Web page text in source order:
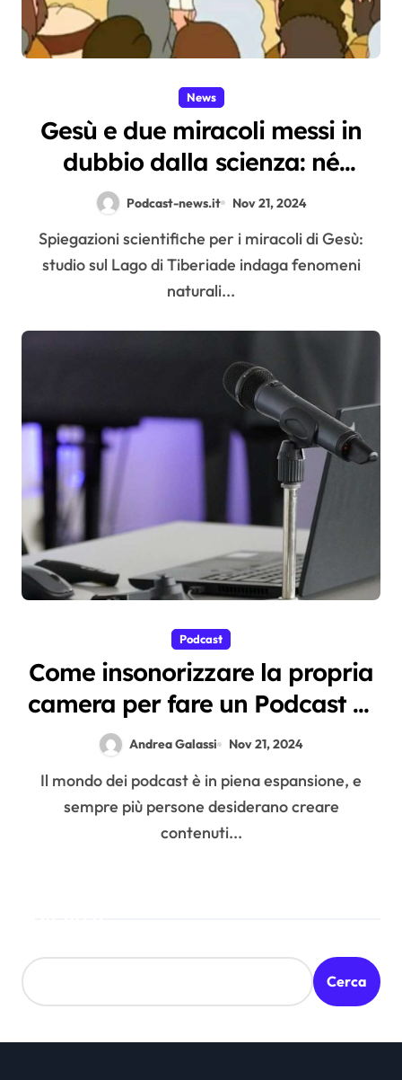
News
Gesù e due miracoli messi in
dubbio dalla scienza: né
moltiplicazione dei pani e dei
pesci né pesca miracolosa?
Podcast-news.it Nov 21, 2024
Spiegazioni scientifiche per i miracoli di Gesù:
studio sul Lago di Tiberiade indaga fenomeni
naturali...
Podcast
Come insonorizzare la propria
camera per fare un Podcast di
qualità
Andrea Galassi Nov 21, 2024
Il mondo dei podcast è in piena espansione, e
sempre più persone desiderano creare
contenuti...
Cerca